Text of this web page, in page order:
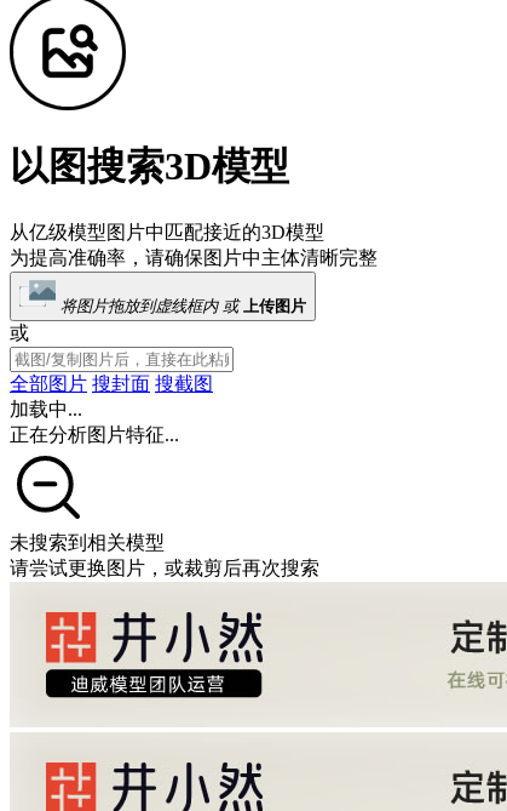
以图搜索3D模型
从亿级模型图片中匹配接近的3D模型
为提高准确率，请确保图片中主体清晰完整
将图片拖放到虚线框内 或 上传图片
或
全部图片 搜封面 搜截图
加载中...
正在分析图片特征...
未搜索到相关模型
请尝试更换图片，或裁剪后再次搜索